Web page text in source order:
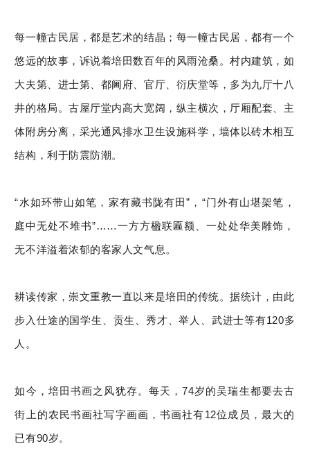
每一幢古民居，都是艺术的结晶；每一幢古民居，都有一个
悠远的故事，诉说着培田数百年的风雨沧桑。村内建筑，如
大夫第、进士第、都阃府、官厅、衍庆堂等，多为九厅十八
井的格局。古屋厅堂内高大宽阔，纵主横次，厅厢配套、主
体附房分离，采光通风排水卫生设施科学，墙体以砖木相互
结构，利于防震防潮。
“水如环带山如笔，家有藏书陇有田”，“门外有山堪架笔，
庭中无处不堆书”……一方方楹联匾额、一处处华美雕饰，
无不洋溢着浓郁的客家人文气息。
耕读传家，崇文重教一直以来是培田的传统。据统计，由此
步入仕途的国学生、贡生、秀才、举人、武进士等有120多
人。
如今，培田书画之风犹存。每天，74岁的吴瑞生都要去古
街上的农民书画社写字画画，书画社有12位成员，最大的
已有90岁。